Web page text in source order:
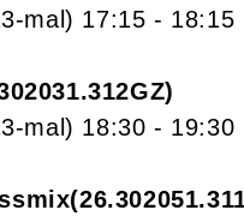
mal) 17:15 - 18:15
mal) 18:30 - 19:30